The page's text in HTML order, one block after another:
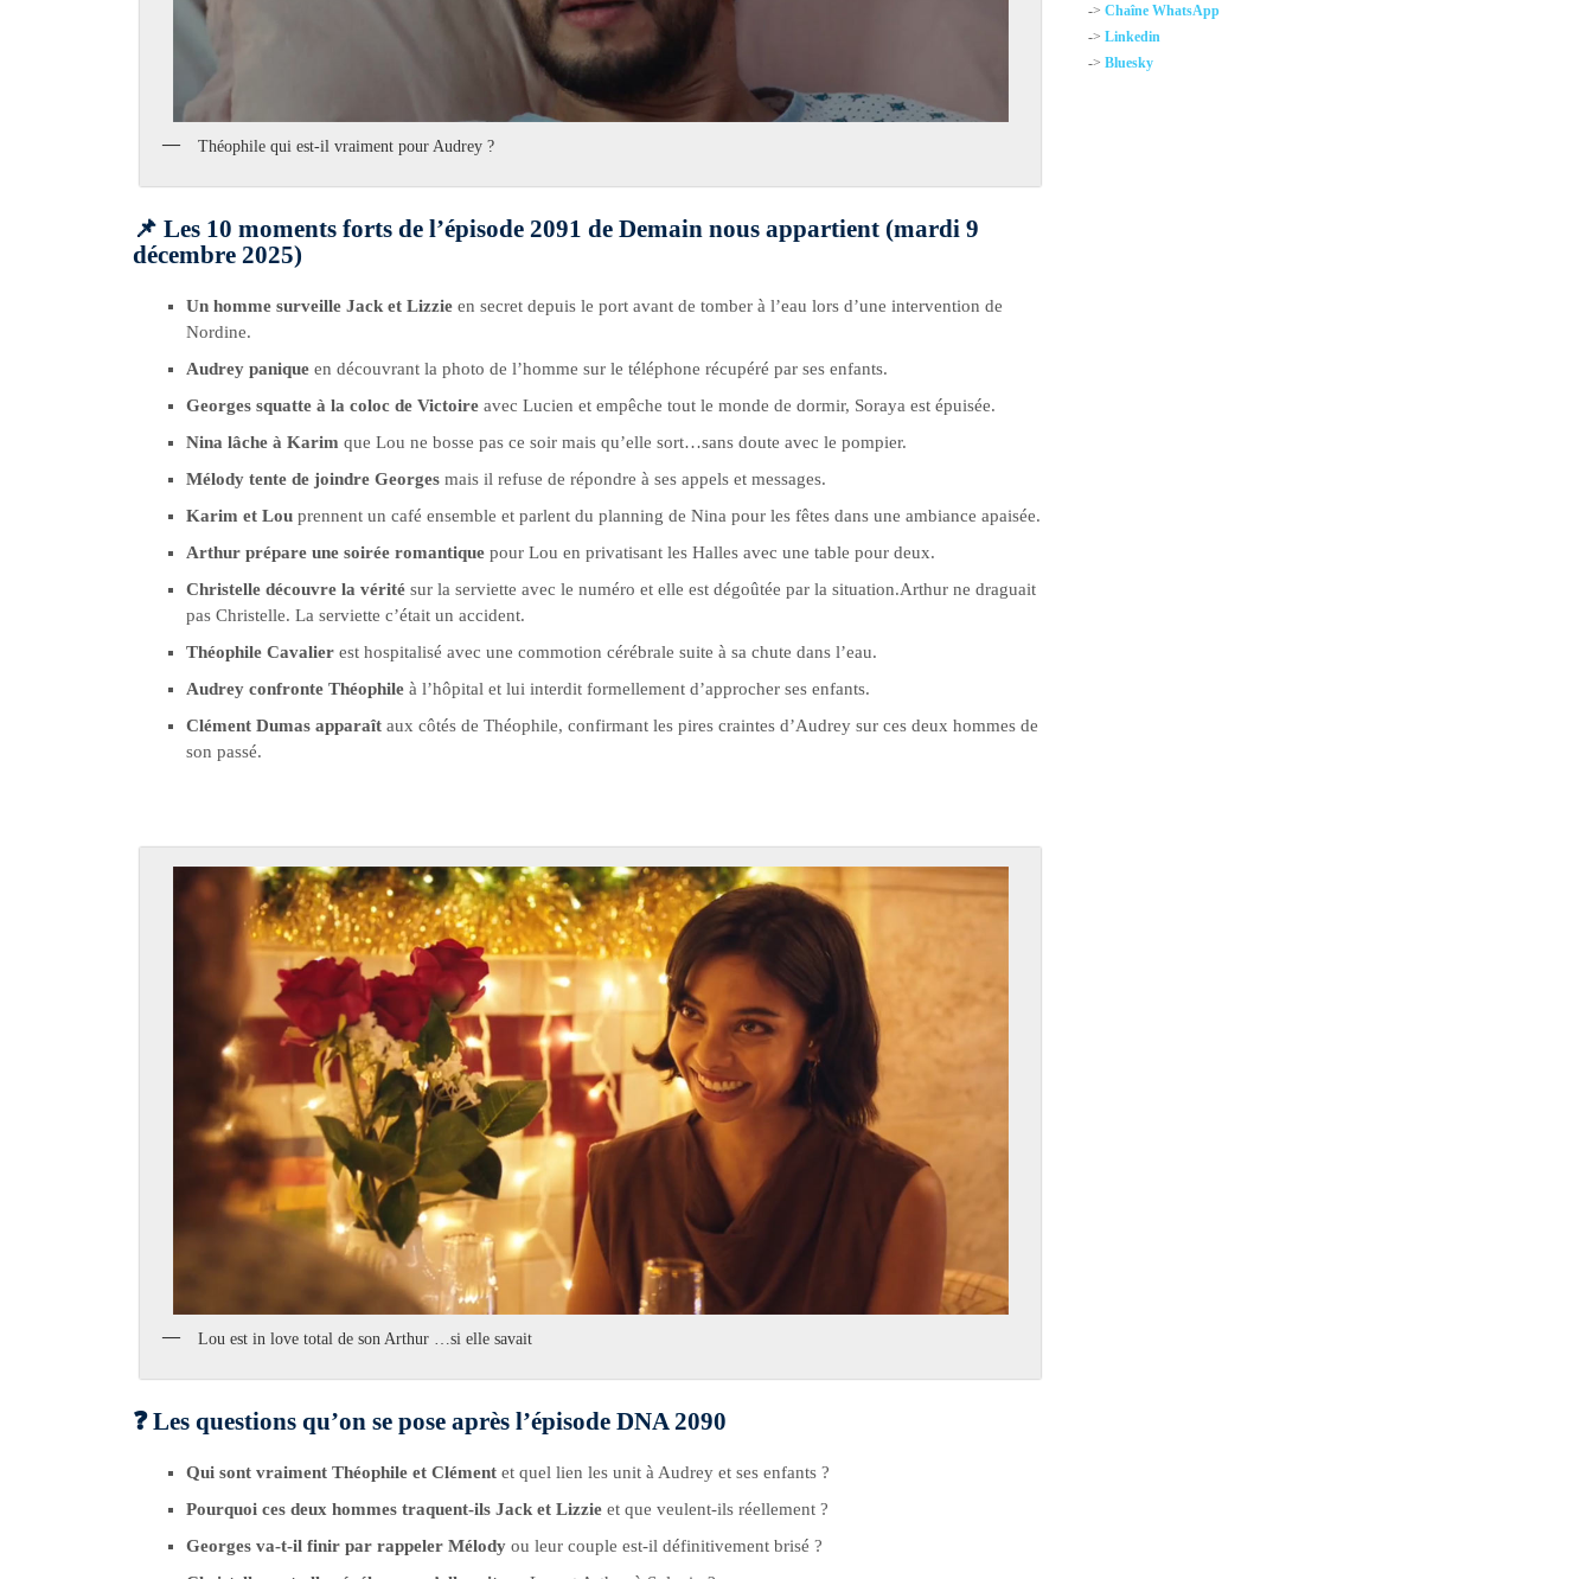
Théophile qui est-il vraiment pour Audrey ?
📌 Les 10 moments forts de l’épisode 2091 de Demain nous appartient (mardi 9
décembre 2025)
Un homme surveille Jack et Lizzie en secret depuis le port avant de tomber à l’eau lors d’une intervention de
Nordine.
Audrey panique en découvrant la photo de l’homme sur le téléphone récupéré par ses enfants.
Georges squatte à la coloc de Victoire avec Lucien et empêche tout le monde de dormir, Soraya est épuisée.
Nina lâche à Karim que Lou ne bosse pas ce soir mais qu’elle sort…sans doute avec le pompier.
Mélody tente de joindre Georges mais il refuse de répondre à ses appels et messages.
Karim et Lou prennent un café ensemble et parlent du planning de Nina pour les fêtes dans une ambiance apaisée.
Arthur prépare une soirée romantique pour Lou en privatisant les Halles avec une table pour deux.
Christelle découvre la vérité sur la serviette avec le numéro et elle est dégoûtée par la situation.Arthur ne draguait
pas Christelle. La serviette c’était un accident.
Théophile Cavalier est hospitalisé avec une commotion cérébrale suite à sa chute dans l’eau.
Audrey confronte Théophile à l’hôpital et lui interdit formellement d’approcher ses enfants.
Clément Dumas apparaît aux côtés de Théophile, confirmant les pires craintes d’Audrey sur ces deux hommes de
son passé.
Lou est in love total de son Arthur …si elle savait
❓ Les questions qu’on se pose après l’épisode DNA 2090
Qui sont vraiment Théophile et Clément et quel lien les unit à Audrey et ses enfants ?
Pourquoi ces deux hommes traquent-ils Jack et Lizzie et que veulent-ils réellement ?
Georges va-t-il finir par rappeler Mélody ou leur couple est-il définitivement brisé ?
->Chaîne WhatsApp
->Linkedin
->Bluesky